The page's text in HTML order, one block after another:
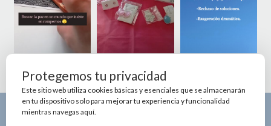
© 2026 Marga de Cala - Theme by
Protegemos tu privacidad
Este sitio web utiliza cookies básicas y esenciales que se almacenarán
en tu dispositivo solo para mejorar tu experiencia y funcionalidad
mientras navegas aquí.